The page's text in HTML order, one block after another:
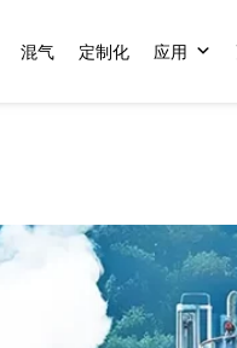
混气 定制化 应用